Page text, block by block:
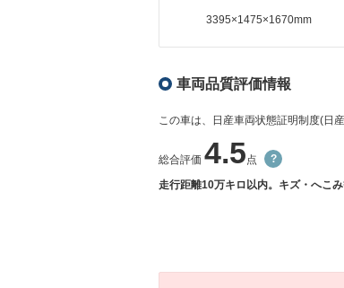
3395×1475×1670mm
車両品質評価情報
この車は、日産車両状態証明制度(日
総合評価 4.5点
走行距離10万キロ以内。キズ・へこ